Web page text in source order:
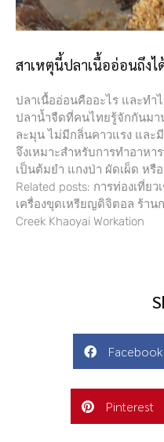
สาเหตุนี้ปลาเนื้ออ่อนถึง
ปลาเนื้ออ่อนคืออะไร และทำ
ปลาน้ำจืดที่คนไทยรู้จักกันม
ละมุน ไม่มีกลิ่นคาวแรง และ
จึงเหมาะสำหรับการทำอาห
เป็นต้มยำ แกงป่า ผัดเผ็ด หรื
Related posts: การท่องเที่ยว
เครื่องขุดเหรียญดิจิตอล ร้าน
Creek Khaoyai Workation
Facebook
Pinterest